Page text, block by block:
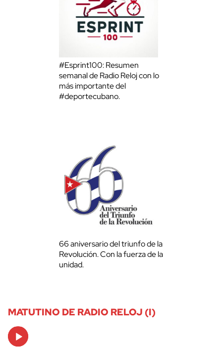
#Esprint100: Resumen
semanal de Radio Reloj con lo
más importante del
#deportecubano.
66 aniversario del triunfo de la
Revolución. Con la fuerza de la
unidad.
MATUTINO DE RADIO RELOJ (I)
Audio
Player